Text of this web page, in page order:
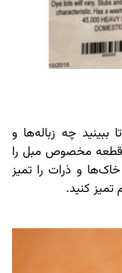
چه زباله‌ها و
قطعه مخصوص مبل را
و ذرات را تمیز
تمیز کنید.